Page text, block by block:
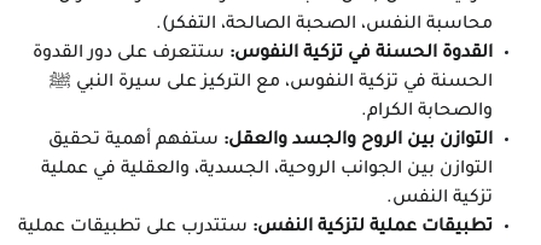
محاسبة النفس، الصحبة الصالحة، التفكر).
القدوة الحسنة في تزكية النفوس: ستتعرف على دور القدوة
الحسنة في تزكية النفوس، مع التركيز على سيرة النبي ﷺ
والصحابة الكرام.
التوازن بين الروح والجسد والعقل: ستفهم أهمية تحقيق
التوازن بين الجوانب الروحية، الجسدية، والعقلية في عملية
تزكية النفس.
تطبيقات عملية لتزكية النفس: ستتدرب على تطبيقات عملية